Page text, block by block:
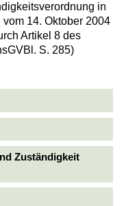
in
14. Oktober 2004
Artikel 8 des
S. 285)
Zuständigkeit